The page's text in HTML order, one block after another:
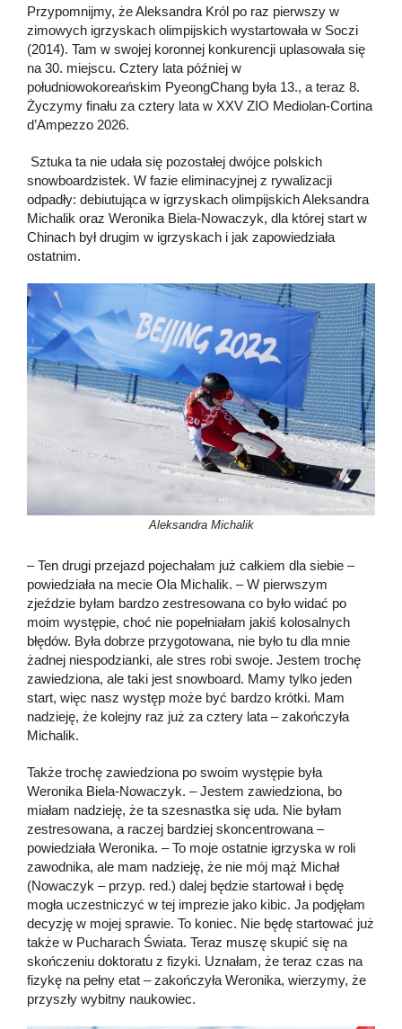
Przypomnijmy, że Aleksandra Król po raz pierwszy w
zimowych igrzyskach olimpijskich wystartowała w Soczi
(2014). Tam w swojej koronnej konkurencji uplasowała się
na 30. miejscu. Cztery lata później w
południowokoreańskim PyeongChang była 13., a teraz 8.
Życzymy finału za cztery lata w XXV ZIO Mediolan-Cortina
d’Ampezzo 2026.
Sztuka ta nie udała się pozostałej dwójce polskich
snowboardzistek. W fazie eliminacyjnej z rywalizacji
odpadły: debiutująca w igrzyskach olimpijskich Aleksandra
Michalik oraz Weronika Biela-Nowaczyk, dla której start w
Chinach był drugim w igrzyskach i jak zapowiedziała
ostatnim.
Aleksandra Michalik
– Ten drugi przejazd pojechałam już całkiem dla siebie –
powiedziała na mecie Ola Michalik. – W pierwszym
zjeździe byłam bardzo zestresowana co było widać po
moim występie, choć nie popełniałam jakiś kolosalnych
błędów. Była dobrze przygotowana, nie było tu dla mnie
żadnej niespodzianki, ale stres robi swoje. Jestem trochę
zawiedziona, ale taki jest snowboard. Mamy tylko jeden
start, więc nasz występ może być bardzo krótki. Mam
nadzieję, że kolejny raz już za cztery lata – zakończyła
Michalik.
Także trochę zawiedziona po swoim występie była
Weronika Biela-Nowaczyk. – Jestem zawiedziona, bo
miałam nadzieję, że ta szesnastka się uda. Nie byłam
zestresowana, a raczej bardziej skoncentrowana –
powiedziała Weronika. – To moje ostatnie igrzyska w roli
zawodnika, ale mam nadzieję, że nie mój mąż Michał
(Nowaczyk – przyp. red.) dalej będzie startował i będę
mogła uczestniczyć w tej imprezie jako kibic. Ja podjęłam
decyzję w mojej sprawie. To koniec. Nie będę startować już
także w Pucharach Świata. Teraz muszę skupić się na
skończeniu doktoratu z fizyki. Uznałam, że teraz czas na
fizykę na pełny etat – zakończyła Weronika, wierzymy, że
przyszły wybitny naukowiec.